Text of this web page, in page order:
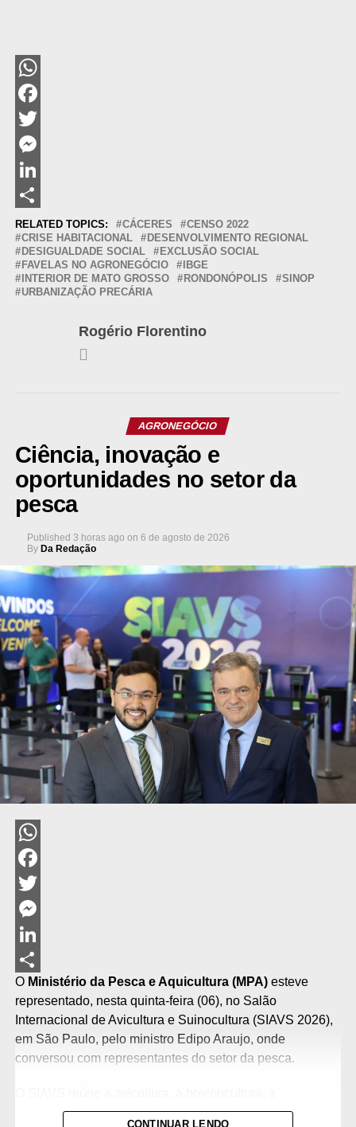
WhatsApp
Facebook
Twitter
Messenger
LinkedIn
Share
RELATED TOPICS: CÁCERES
CENSO 2022
CRISE HABITACIONAL
DESENVOLVIMENTO REGIONAL
DESIGUALDADE SOCIAL
EXCLUSÃO SOCIAL
FAVELAS NO AGRONEGÓCIO
IBGE
INTERIOR DE MATO GROSSO
RONDONÓPOLIS
SINOP
URBANIZAÇÃO PRECÁRIA
Rogério Florentino
AGRONEGÓCIO
Ciência, inovação e
oportunidades no setor da
pesca
Published 3 horas ago on 6 de agosto de 2026
By Da Redação
WhatsApp
Facebook
Twitter
Messenger
LinkedIn
Share
O Ministério da Pesca e Aquicultura (MPA)esteve
representado, nesta quinta-feira (06), no Salão
Internacional de Avicultura e Suinocultura (SIAVS 2026),
em São Paulo, pelo ministro Edipo Araujo, onde
conversou com representantes do setor da pesca.
suinocultura e o setor de peixes de cultivo em um único
CONTINUAR LENDO